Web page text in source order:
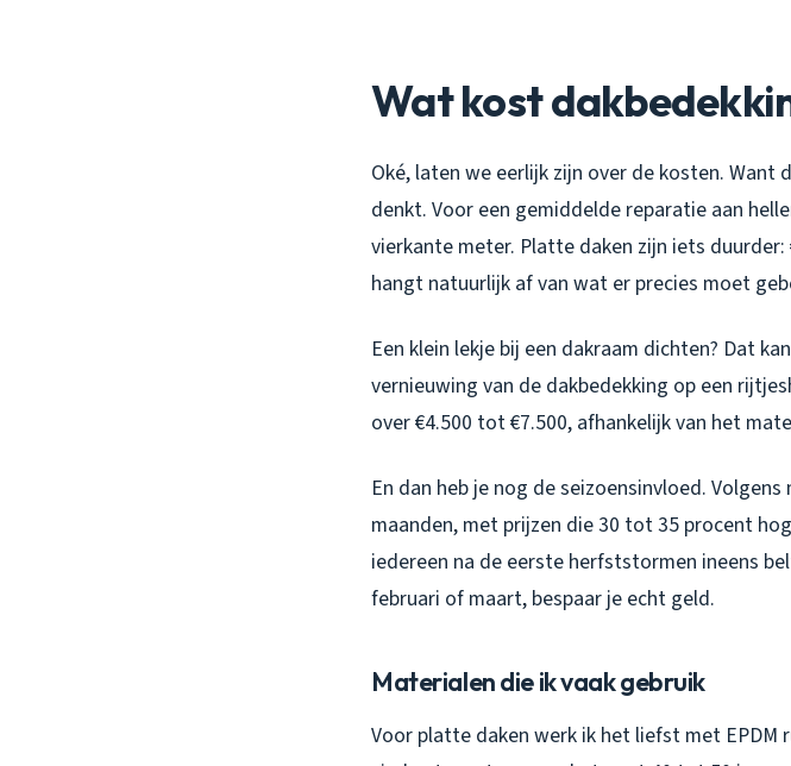
Wat kost
Oké, laten we eerlijk zijn over de kosten.
denkt. Voor een gemiddelde reparatie aan
vierkante meter. Platte daken zijn iets
hangt natuurlijk af van wat er precies moet
Een klein lekje bij een dakraam dichten? Dat
vernieuwing van de dakbedekking op een
over €4.500 tot €7.500, afhankelijk van het
En dan heb je nog de seizoensinvloed.
maanden, met prijzen die 30 tot 35 procent
iedereen na de eerste herfststormen ineens
februari of maart, bespaar je echt geld.
Materialen die ik vaak gebruik
Voor platte daken werk ik het liefst met EPDM